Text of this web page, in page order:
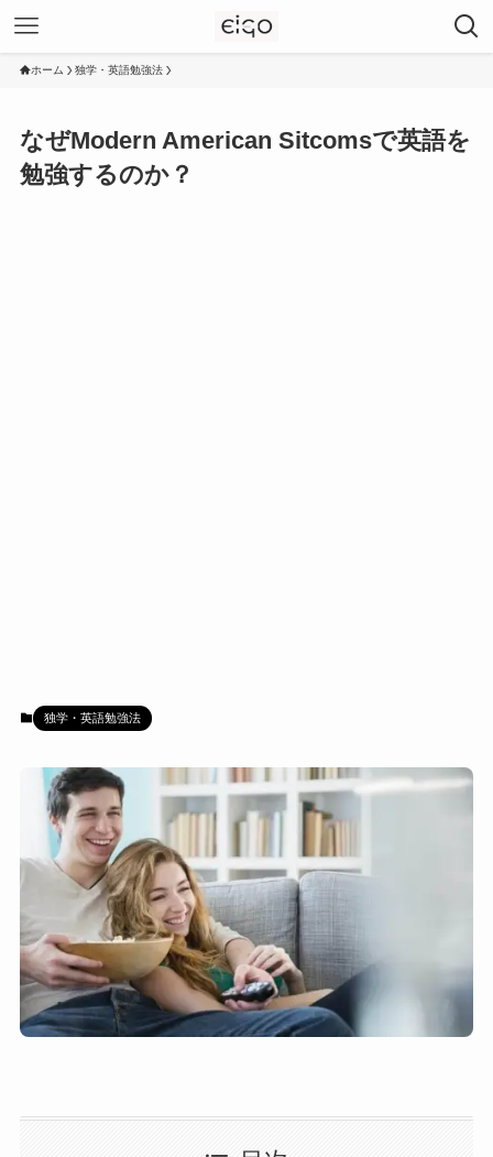
ホーム 独学・英語勉強法
なぜModern American Sitcomsで英語を
勉強するのか？
独学・英語勉強法